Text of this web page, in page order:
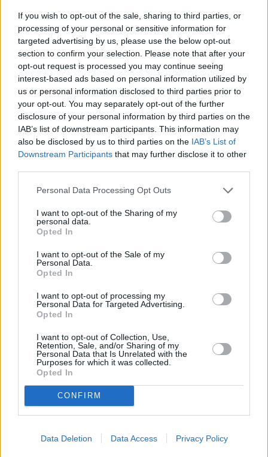
If you wish to opt-out of the sale, sharing to third parties, or
processing of your personal or sensitive information for
targeted advertising by us, please use the below opt-out
section to confirm your selection. Please note that after your
opt-out request is processed you may continue seeing
interest-based ads based on personal information utilized by
us or personal information disclosed to third parties prior to
your opt-out. You may separately opt-out of the further
disclosure of your personal information by third parties on the
IAB’s list of downstream participants. This information may
also be disclosed by us to third parties on the IAB’s List of
Downstream Participants that may further disclose it to other
Personal Data Processing Opt Outs
I want to opt-out of the Sharing of my
personal data.
Opted In
I want to opt-out of the Sale of my
Personal Data.
Opted In
I want to opt-out of processing my
Personal Data for Targeted Advertising.
Opted In
I want to opt-out of Collection, Use,
Retention, Sale, and/or Sharing of my
Personal Data that Is Unrelated with the
Purposes for which it was collected.
Opted In
CONFIRM
Data Deletion Data Access Privacy Policy
podrán tomar medidas en caso de ser necesario", ha
manifestado Millán, que tiene prevista una próxima
reunión con el alcalde, Francisco Delgado, para tratar
estas cuestiones.